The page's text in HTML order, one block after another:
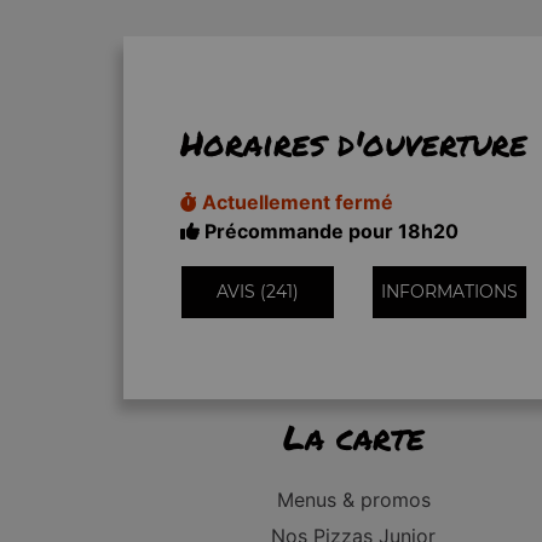
Horaires d'ouverture
Actuellement fermé
Précommande pour 18h20
AVIS (241) INFORMATIONS
La carte
Menus & promos
Nos Pizzas Junior